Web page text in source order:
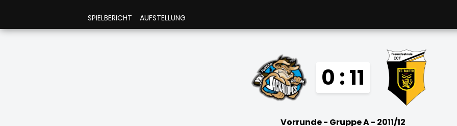
SPIELBERICHT AUFSTELLUNG
0 : 11
Vorrunde - Gruppe A - 2011/12